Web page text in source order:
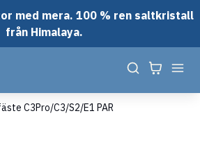
med mera. 100 % ren saltkristall
från Himalaya.
C3Pro/C3/S2/E1 PAR